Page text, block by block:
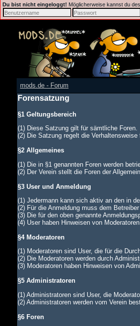
Du bist nicht eingeloggt! Möglicherweise kannst du
mods.de - Forum
Forensatzung
§1 Geltungsbereich
(1) Diese Satzung gilt für sämtliche Foren.
(2) Die Satzung regelt die
§2 Allgemeines
(1) Die in §1 genannten Foren werden
(2) Der Verein stellt die Foren der
§3 User und Anmeldung
(1) Jedermann kann sich aktiv an den in
(2) Für die Anmeldung muss dem
(3) Die für den oben genannte
(4) User haben Hinweisen von
§4 Moderatoren
(1) Moderatoren sind User, die für die
(2) Die Moderatoren werden durch
(3) Moderatoren haben Hinweisen von
§5 Administratoren
(1) Administratoren sind User, die
(2) Administratoren werden vom Verein
§6 Foren